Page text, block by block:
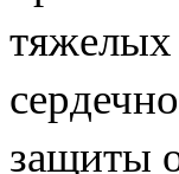
защиты